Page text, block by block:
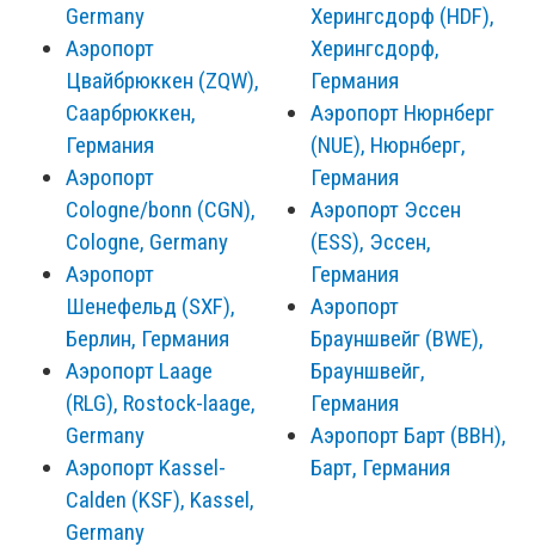
Germany
Аэропорт
Цвайбрюккен (ZQW),
Саарбрюккен,
Германия
Аэропорт
Cologne/bonn (CGN),
Cologne, Germany
Аэропорт
Шенефельд (SXF),
Берлин, Германия
Аэропорт Laage
(RLG), Rostock-laage,
Germany
Аэропорт Kassel-
Calden (KSF), Kassel,
Germany
Херингсдорф (HDF),
Херингсдорф,
Германия
Аэропорт Нюрнберг
(NUE), Нюрнберг,
Германия
Аэропорт Эссен
(ESS), Эссен,
Германия
Аэропорт
Брауншвейг (BWE),
Брауншвейг,
Германия
Аэропорт Барт (BBH),
Барт, Германия